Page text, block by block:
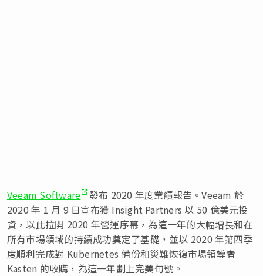
Veeam Software 發布 2020 年度業績報告。Veeam 於
2020 年 1 月 9 日宣布獲 Insight Partners 以 50 億美元投
資，以此拉開 2020 年營運序幕，為這一年的大幅增長和在
所有市場領域的持續成功奠定了基礎，並以 2020 年第四季
度順利完成對 Kubernetes 備份和災難恢復市場領導者
Kasten 的收購，為這一年劃上完美句號。